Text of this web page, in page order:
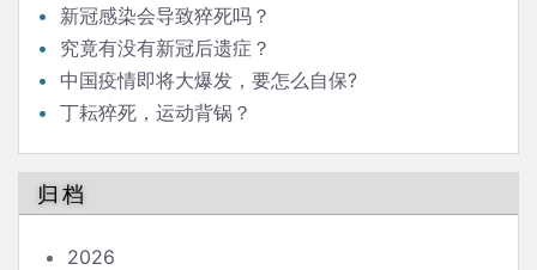
新冠感染会导致猝死吗？
究竟有没有新冠后遗症？
中国疫情即将大爆发，要怎么自保?
丁耘猝死，运动背锅？
归档
2026